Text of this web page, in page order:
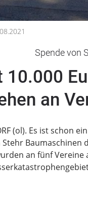
Spende von
10.000
an
(ol). Es ist schon
Baumaschinen
an fünf